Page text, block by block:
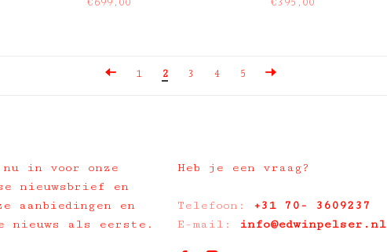
1 2 3 4 5
in voor onze
nieuwsbrief en
aanbiedingen en
nieuws als eerste.
Heb je een vraag?
Telefoon: +31 70- 3609237
E-mail:
info@edwinpelser.nl